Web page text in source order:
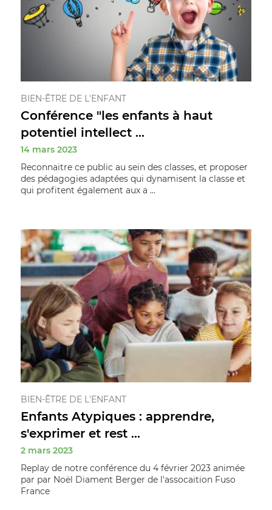
BIEN-ÊTRE DE L'ENFANT
Conférence "les enfants à haut
potentiel intellect ...
14 mars 2023
Reconnaitre ce public au sein des classes, et proposer
des pédagogies adaptées qui dynamisent la classe et
qui profitent également aux a ...
BIEN-ÊTRE DE L'ENFANT
Enfants Atypiques : apprendre,
s'exprimer et rest ...
2 mars 2023
Replay de notre conférence du 4 février 2023 animée
par par Noël Diament Berger de l'assocaition Fuso
France